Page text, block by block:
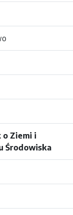
o Ziemi i
Środowiska